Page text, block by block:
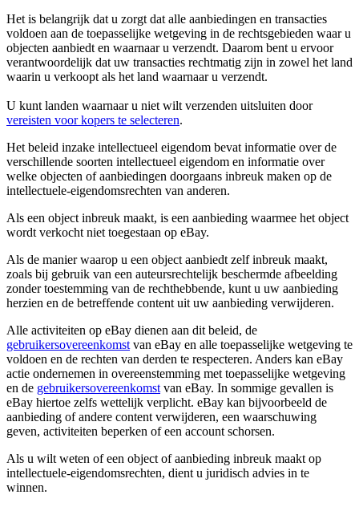
Het is belangrijk dat u zorgt dat alle aanbiedingen en transacties
voldoen aan de toepasselijke wetgeving in de rechtsgebieden waar u
objecten aanbiedt en waarnaar u verzendt. Daarom bent u ervoor
verantwoordelijk dat uw transacties rechtmatig zijn in zowel het land
waarin u verkoopt als het land waarnaar u verzendt.
U kunt landen waarnaar u niet wilt verzenden uitsluiten door
vereisten voor kopers te selecteren.
Het beleid inzake intellectueel eigendom bevat informatie over de
verschillende soorten intellectueel eigendom en informatie over
welke objecten of aanbiedingen doorgaans inbreuk maken op de
intellectuele-eigendomsrechten van anderen.
Als een object inbreuk maakt, is een aanbieding waarmee het object
wordt verkocht niet toegestaan op eBay.
Als de manier waarop u een object aanbiedt zelf inbreuk maakt,
zoals bij gebruik van een auteursrechtelijk beschermde afbeelding
zonder toestemming van de rechthebbende, kunt u uw aanbieding
herzien en de betreffende content uit uw aanbieding verwijderen.
Alle activiteiten op eBay dienen aan dit beleid, de
gebruikersovereenkomst van eBay en alle toepasselijke wetgeving te
voldoen en de rechten van derden te respecteren. Anders kan eBay
actie ondernemen in overeenstemming met toepasselijke wetgeving
en de gebruikersovereenkomst van eBay. In sommige gevallen is
eBay hiertoe zelfs wettelijk verplicht. eBay kan bijvoorbeeld de
aanbieding of andere content verwijderen, een waarschuwing
geven, activiteiten beperken of een account schorsen.
Als u wilt weten of een object of aanbieding inbreuk maakt op
intellectuele-eigendomsrechten, dient u juridisch advies in te
winnen.